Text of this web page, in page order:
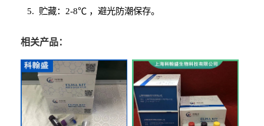
5. 贮藏：2-8℃ ，避光防潮保存。
相关产品：